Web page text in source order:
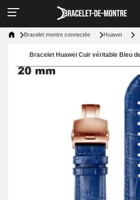
Bracelet montre connectée Huawei
Bracelet Huawei Cuir véritable Bleu